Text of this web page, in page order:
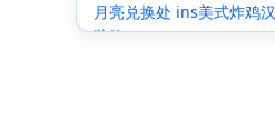
月亮兑换处 ins美式炸鸡
装饰